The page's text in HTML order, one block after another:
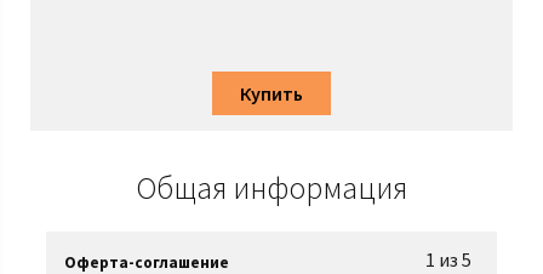
Купить
Общая информация
1 из 5
Оферта-соглашение